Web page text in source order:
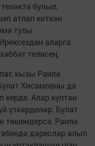
булып,
атлап киткән
тулы
аларга
телисең.
кызы Раилә
Хисамовны да
Алар күптән
үткәрделәр. Булат
төшендерсә, Раилә
дәресләр алып